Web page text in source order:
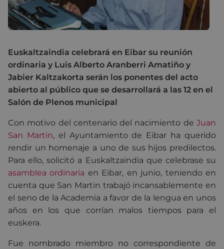
Euskaltzaindia celebrará en Eibar su reunión
ordinaria y Luis Alberto Aranberri Amatiño y
Jabier Kaltzakorta serán los ponentes del acto
abierto al público que se desarrollará a las 12 en el
Salón de Plenos municipal
Con motivo del centenario del nacimiento de Juan
San Martin, el Ayuntamiento de Eibar ha querido
rendir un homenaje a uno de sus hijos predilectos.
Para ello, solicitó a Euskaltzaindia que celebrase su
asamblea ordinaria en Eibar, en junio, teniendo en
cuenta que San Martin trabajó incansablemente en
el seno de la Academia a favor de la lengua en unos
años en los que corrían malos tiempos para el
euskera.
Fue nombrado miembro no correspondiente de